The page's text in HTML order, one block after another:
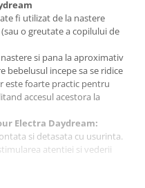
fi utilizat de la nastere
o greutate a copilului de
si pana la aproximativ
bebelusul incepe sa se ridice
este foarte practic pentru
accesul acestora la
Electra Daydream:
si detasata cu usurinta.
atentiei si vederii
muzica de leagan si